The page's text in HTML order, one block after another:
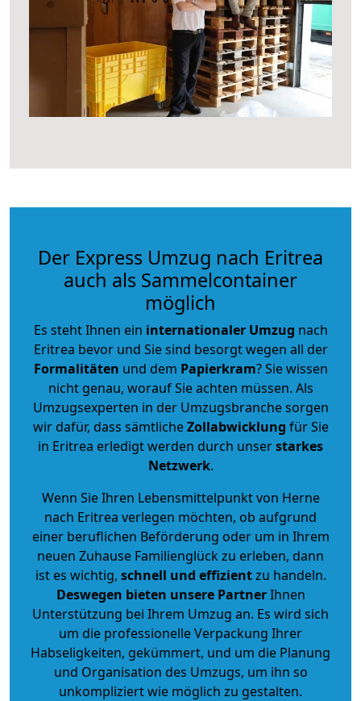
Der Express Umzug nach Eritrea
auch als Sammelcontainer
möglich
Es steht Ihnen ein internationaler Umzug nach
Eritrea bevor und Sie sind besorgt wegen all der
Formalitäten und dem Papierkram? Sie wissen
nicht genau, worauf Sie achten müssen. Als
Umzugsexperten in der Umzugsbranche sorgen
wir dafür, dass sämtlicheZollabwicklung für Sie
in Eritrea erledigt werden durch unserstarkes
Netzwerk.
Wenn Sie Ihren Lebensmittelpunkt von Herne
nach Eritrea verlegen möchten, ob aufgrund
einer beruflichen Beförderung oder um in Ihrem
neuen Zuhause Familienglück zu erleben, dann
ist es wichtig, schnell und effizientzu handeln.
Deswegen bieten unsere PartnerIhnen
Unterstützung bei Ihrem Umzug an. Es wird sich
um die professionelle Verpackung Ihrer
Habseligkeiten, gekümmert, und um die Planung
und Organisation des Umzugs, um ihn so
unkompliziert wie möglich zu gestalten.